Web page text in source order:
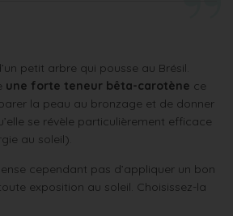
petit arbre qui pousse au Brésil.
une forte teneur bêta-carotène ce
la peau au bronzage et de donner
se révèle particulièrement efficace
au soleil).
cependant pas d’appliquer un bon
exposition au soleil. Choisissez-la